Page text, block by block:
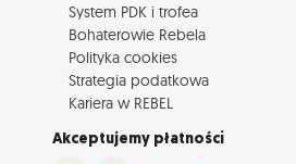
System PDK i trofea
Bohaterowie Rebela
Polityka cookies
Strategia podatkowa
Kariera w REBEL
Akceptujemy płatności